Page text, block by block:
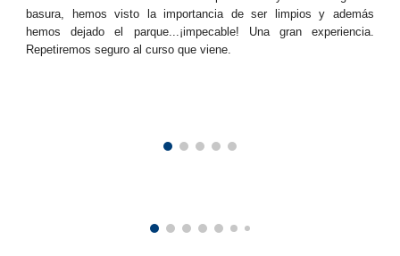
basura, hemos visto la importancia de ser limpios y además
hemos dejado el parque...¡impecable! Una gran experiencia.
Repetiremos seguro al curso que viene.